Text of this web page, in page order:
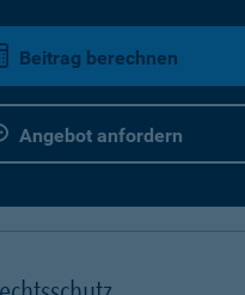
Beitrag berechnen
Angebot anfordern